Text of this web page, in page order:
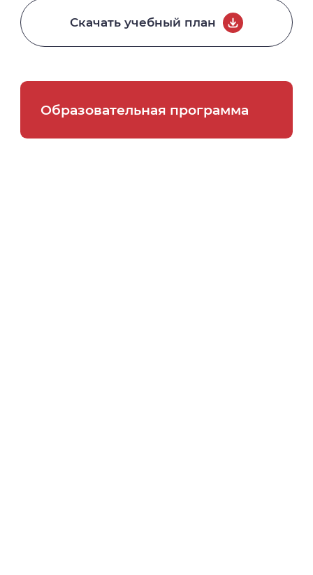
Скачать учебный план
Образовательная программа